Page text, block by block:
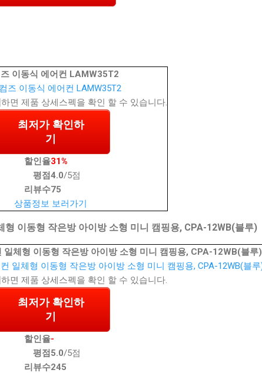
이동식 에어컨 LAMW35T2
하면 제품 상세스펙을 확인 할 수 있습니다.
최저가 확인하
기
할인율31%
평점4.0/5점
리뷰수75
상품정보 보러가기
이동형 작은방 아이방 소형 미니 캠핑용, CPA-12WB(블루)
체형 이동형 작은방 아이방 소형 미니 캠핑용, CPA-12WB(블루)
하면 제품 상세스펙을 확인 할 수 있습니다.
최저가 확인하
기
할인율-
평점 5.0/5점
리뷰수245